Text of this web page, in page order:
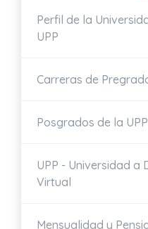
Perfil de la
UPP
Carreras de
Posgrados de la UPP
UPP - Universidad a
Virtual
Mensualidad y